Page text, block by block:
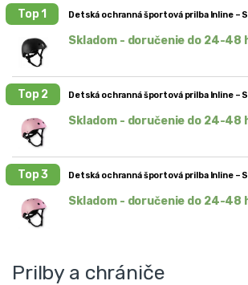
Top 1 Detská ochranná športová prilba Inline –
Skladom - doručenie do 24-48
Top 2 Detská ochranná športová prilba Inline –
Skladom - doručenie do 24-48
Top 3 Detská ochranná športová prilba Inline –
Skladom - doručenie do 24-48
Prilby a chrániče